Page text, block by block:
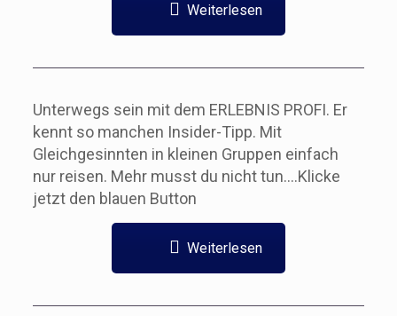
Weiterlesen
Unterwegs sein mit dem ERLEBNIS PROFI. Er
kennt so manchen Insider-Tipp. Mit
Gleichgesinnten in kleinen Gruppen einfach
nur reisen. Mehr musst du nicht tun….Klicke
jetzt den blauen Button
Weiterlesen